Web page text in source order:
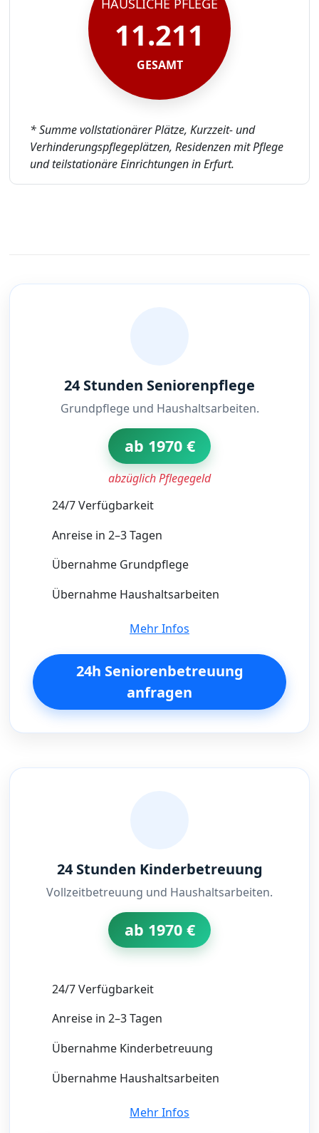
11.211
GESAMT
* Summe vollstationärer Plätze, Kurzzeit- und
Verhinderungspflegeplätzen, Residenzen mit Pflege
und teilstationäre Einrichtungen in Erfurt.
24 Stunden Seniorenpflege
Grundpflege und Haushaltsarbeiten.
ab 1970 €
abzüglich Pflegegeld
24/7 Verfügbarkeit
Anreise in 2–3 Tagen
Übernahme Grundpflege
Übernahme Haushaltsarbeiten
Mehr Infos
24h Seniorenbetreuung
anfragen
24 Stunden Kinderbetreuung
Vollzeitbetreuung und Haushaltsarbeiten.
ab 1970 €
24/7 Verfügbarkeit
Anreise in 2–3 Tagen
Übernahme Kinderbetreuung
Übernahme Haushaltsarbeiten
Mehr Infos